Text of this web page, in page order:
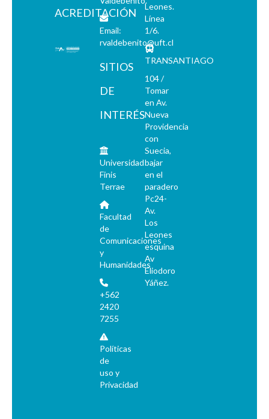
ACREDITACIÓN
Email:
rvaldebenito@uft.cl
SITIOS
DE
INTERÉS
Universidad
Finis
Terrae
Facultad
de
Comunicaciones
y
Humanidades
+562
2420
7255
Políticas
de
uso y
Privacidad
Leones.
Línea
1/6.
TRANSANTIAGO
104 /
Tomar
en Av.
Nueva
Providencia
con
Suecia,
bajar
en el
paradero
Pc24-
Av.
Los
Leones
esquina
Av
Eliodoro
Yáñez.